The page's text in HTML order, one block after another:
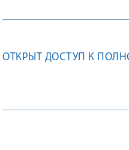
ОТКРЫТ ДОСТУП К